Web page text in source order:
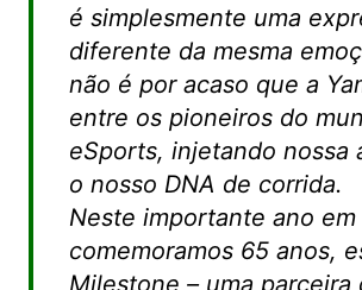
é simplesmente uma
diferente da mesma
não é por acaso que a
entre os pioneiros do
eSports, injetando nossa
o nosso DNA de corrida.
Neste importante ano em
comemoramos 65 anos,
Milestone – uma parceira